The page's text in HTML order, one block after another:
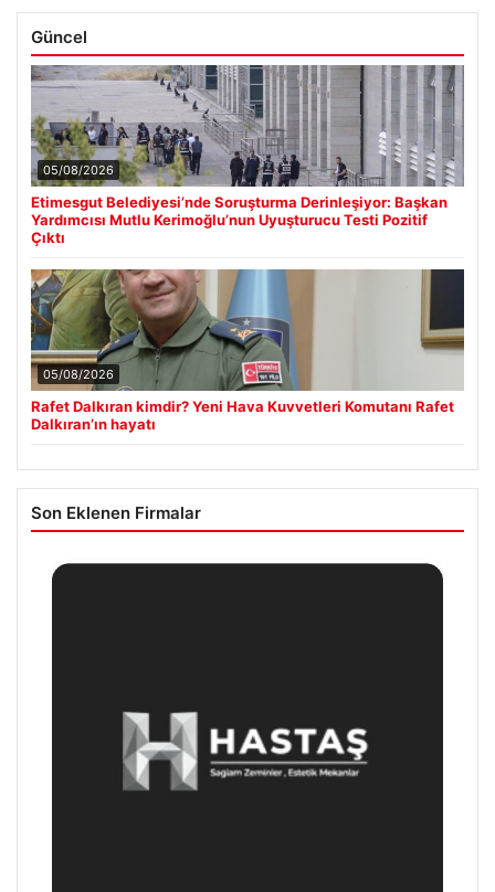
Güncel
05/08/2026
Etimesgut Belediyesi’nde Soruşturma Derinleşiyor: Başkan
Yardımcısı Mutlu Kerimoğlu’nun Uyuşturucu Testi Pozitif
Çıktı
05/08/2026
Rafet Dalkıran kimdir? Yeni Hava Kuvvetleri Komutanı Rafet
Dalkıran’ın hayatı
Son Eklenen Firmalar